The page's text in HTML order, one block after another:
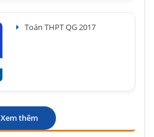
Toán THPT QG 2017
Xem thêm